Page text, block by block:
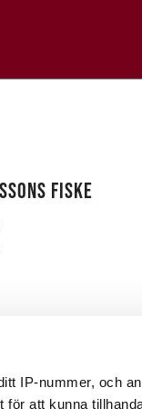
IP-nummer, och
att kunna
FISKE